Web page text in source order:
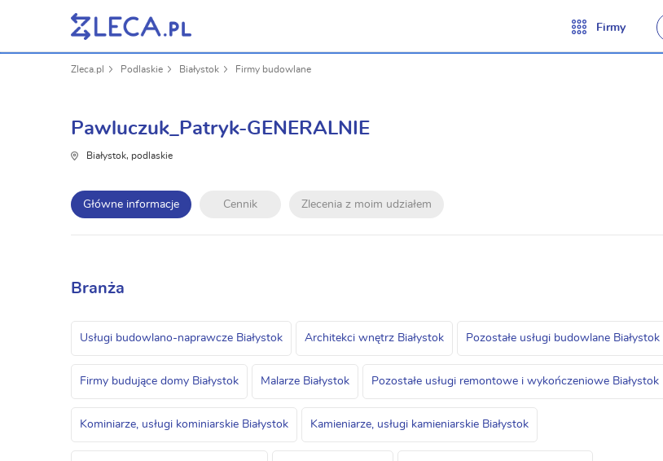
Firmy
Zleca.pl Podlaskie Białystok Firmy budowlane
Pawluczuk_Patryk-GENERALNIE
Białystok, podlaskie
Główne informacje Cennik Zlecenia z moim udziałem
Branża
Usługi budowlano-naprawcze Białystok Architekci wnętrz Białystok Pozostałe usługi budowlane Białystok
Firmy budujące domy Białystok Malarze Białystok Pozostałe usługi remontowe i wykończeniowe Białystok
Kominiarze, usługi kominiarskie Białystok Kamieniarze, usługi kamieniarskie Białystok